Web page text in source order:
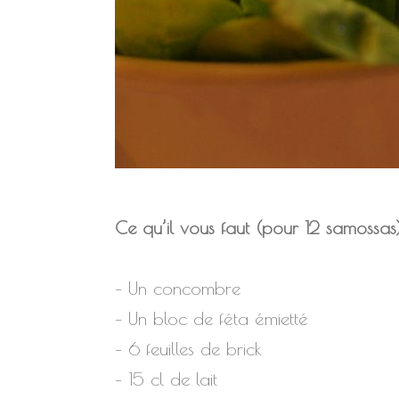
Ce qu’il vous faut (pour 12
– Un concombre
– Un bloc de féta émietté
– 6 feuilles de brick
– 15 cl de lait